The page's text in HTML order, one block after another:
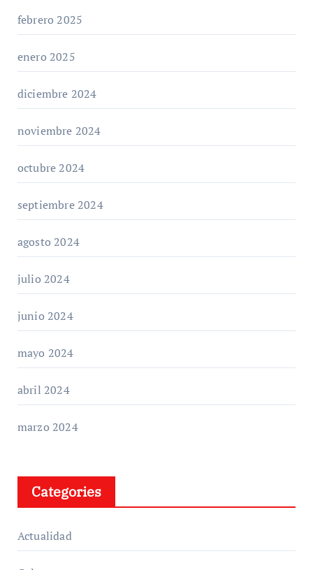
febrero 2025
enero 2025
diciembre 2024
noviembre 2024
octubre 2024
septiembre 2024
agosto 2024
julio 2024
junio 2024
mayo 2024
abril 2024
marzo 2024
Categories
Actualidad